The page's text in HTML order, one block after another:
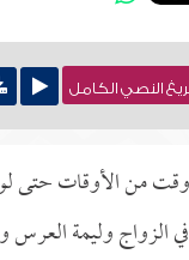
النصي الكامل
من الأوقات حتى لو
وليمة العرس